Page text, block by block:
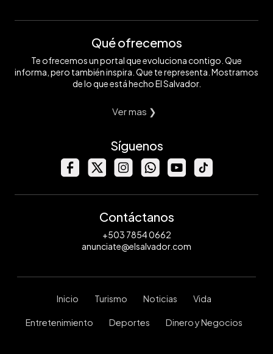
Qué ofrecemos
Te ofrecemos un portal que evoluciona contigo. Que
informa, pero también inspira. Que te representa. Mostramos
de lo que está hecho El Salvador.
Ver mas ❯
Síguenos
Contáctanos
+503 7854 0662
anunciate@elsalvador.com
Inicio Turismo Noticias Vida
Entretenimiento Deportes Dinero y Negocios